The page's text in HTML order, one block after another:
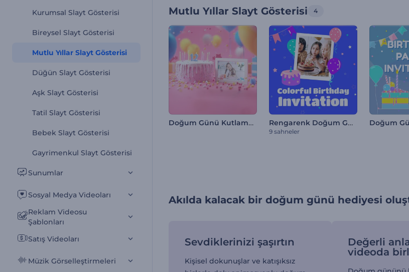
Kurumsal Slayt Gösterisi
Bireysel Slayt Gösterisi
Mutlu Yıllar Slayt Gösterisi
Düğün Slayt Gösterisi
Aşk Slayt Gösterisi
Tatil Slayt Gösterisi
Bebek Slayt Gösterisi
Gayrimenkul Slayt Gösterisi
Sunumlar
Sosyal Medya Videoları
Reklam Videosu
Şablonları
Satış Videoları
Müzik Görselleştirmeleri
Mutlu Yıllar Slayt Gösterisi 4
Doğum Günü Kutlaması Giriş Videosu Rengarenk Doğum Günü Davetiyesi
9 sahneler
Akılda kalacak bir doğum günü hediyesi
Sevdiklerinizi şaşırtın
Kişisel dokunuşlar ve katışıksız
Değerli
videoda